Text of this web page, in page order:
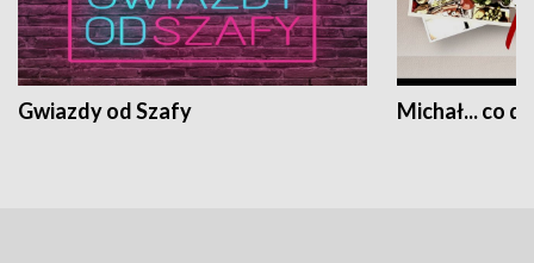
Gwiazdy od Szafy Michał... co